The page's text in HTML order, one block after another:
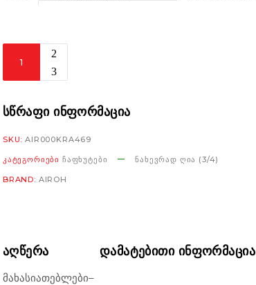
Kombakt
matt
ᲡᲬᲠᲐᲤᲘ ᲘᲜᲤᲝᲠᲛᲐᲪᲘᲐ
SKU:AIR000KRA469
ᲙᲐᲢᲔᲒᲝᲠᲘᲔᲑᲘ ᲩᲐᲤᲮᲣᲢᲔᲑᲘ ᲜᲐᲮᲔᲕᲠᲐᲓ ᲦᲘᲐ (3/4)
BRAND: AIROH
ᲐᲦᲬᲔᲠᲐ ᲓᲐᲛᲐᲢᲔᲑᲘᲗᲘ ᲘᲜᲤᲝᲠᲛᲐᲪᲘᲐ
მახასიათებლები–